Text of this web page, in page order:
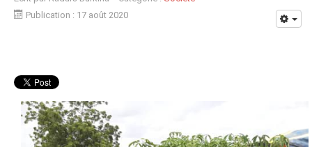
Publication : 17 août 2020